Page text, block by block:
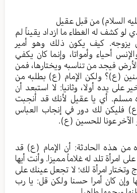
السلام) من قبل عقيل
لو كشف له الغطاء ما ازداد يقيناً لم
يزوجه. كيف يكون ذلك وهو أمير
أحياء وأمواتا، وإنما كان يكفي
فيجد من تناسبه ويختارها، فمن
(ع)؟ ولكن الإمام (ع) بطلبه من
على يده أولا، وثانيا: لا استبعد أن
مسلم. أي يا عقيل لأنك قد أنجبت
فليكن لك دور في إنجاب العباس
عونا للحسين (ع).
من هذه الحادثة: أن الإمام (ع) قد
امرأة تلد له غلاماً مميزا. وأنت أيها
وتختار امرأة لك؛ لا تجعل عينك على
وإن كان أمرا حسنا ولكن قل: يا رب